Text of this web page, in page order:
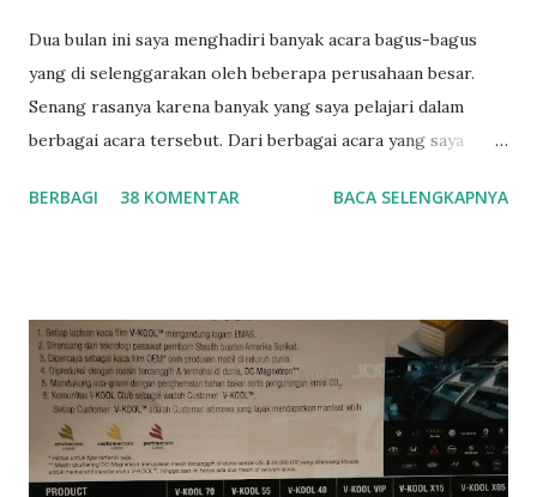
Dua bulan ini saya menghadiri banyak acara bagus-bagus
yang di selenggarakan oleh beberapa perusahaan besar.
Senang rasanya karena banyak yang saya pelajari dalam
berbagai acara tersebut. Dari berbagai acara yang saya
rata saya kecewa dalam satu point penting, yaitu mengenai
jadwalnya. Buat saya awal yang baik adalah kunci kesuksesan
dan untuk sebuah acara, dan awal yang baik adalah mulainya
acara tepat waktu. Tentunya selain keramahan panitia,
menariknya acara itu sendiri, terpenuhinya kepentingan
saya di acara tersebut, dll. dokumen pribadi Mengamati
BERBAGI 38 KOMENTAR BACA SELENGKAPNYA